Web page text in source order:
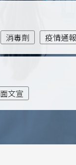
消毒劑 疫情通報
文宣